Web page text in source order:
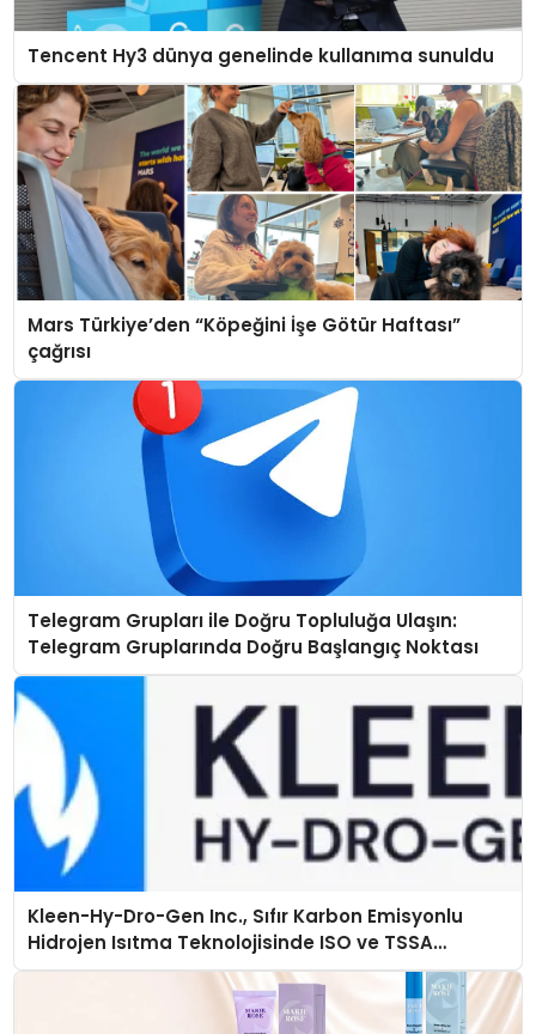
Tencent Hy3 dünya genelinde kullanıma sunuldu
Mars Türkiye’den “Köpeğini İşe Götür Haftası”
çağrısı
Telegram Grupları ile Doğru Topluluğa Ulaşın:
Telegram Gruplarında Doğru Başlangıç Noktası
Kleen-Hy-Dro-Gen Inc., Sıfır Karbon Emisyonlu
Hidrojen Isıtma Teknolojisinde ISO ve TSSA
Düzenleyici Onaylarını Aldı